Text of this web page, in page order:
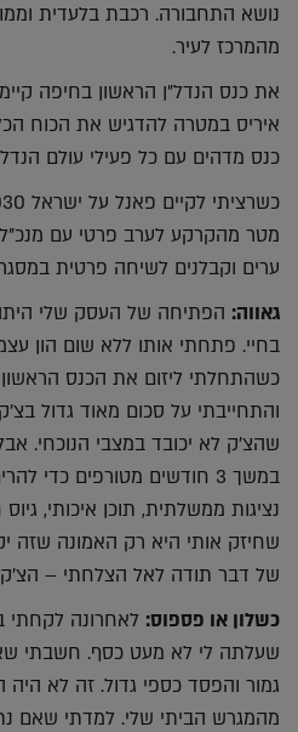
נושא התחבורה. רכבת בלעדית
מהמרכז לעיר.
את כנס הנדל"ן הראשון בחיפה
איריס במטרה להדגיש את הכוח
כנס מדהים עם כל פעילי עולם
מטר מהקרקע לערב פרטי עם מנכ"ל
ערים וקבלנים לשיחה פרטית
גאווה: הפתיחה של העסק שלי
בחיי. פתחתי אותו ללא שום הון
כשהתחלתי ליזום את הכנס
והתחייבתי על סכום מאוד גדול
שהצ'ק לא יכובד במצבי הנוכחי.
נציגות ממשלתית, תוכן איכותי,
שחיזק אותי היא רק האמונה שזה
של דבר תודה לאל הצלחתי – הצ'ק
כשלון או פספוס: לאחרונה לקחתי
שעלתה לי לא מעט כסף. חשבתי
גמור והפסד כספי גדול. זה לא
מהמגרש הביתי שלי. למדתי שאם